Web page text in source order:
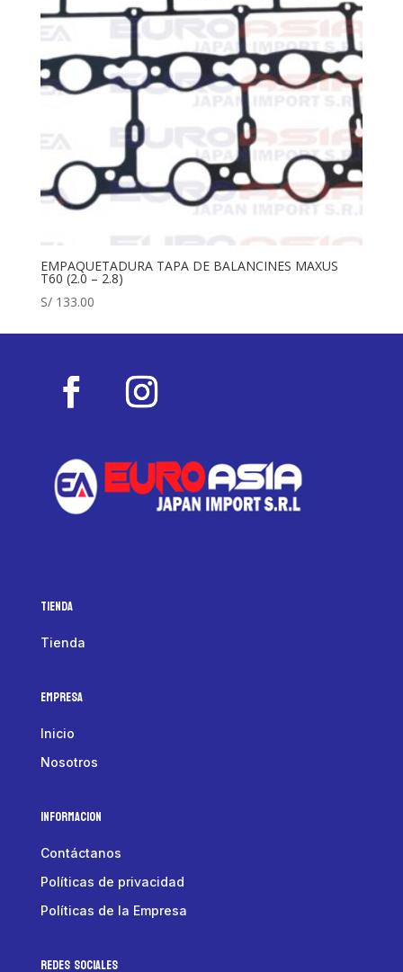
EMPAQUETADURA TAPA DE BALANCINES MAXUS
T60 (2.0 – 2.8)
S/133.00
Tienda
Tienda
Empresa
Inicio
Nosotros
Informacion
Contáctanos
Políticas de privacidad
Políticas de la Empresa
Redes Sociales